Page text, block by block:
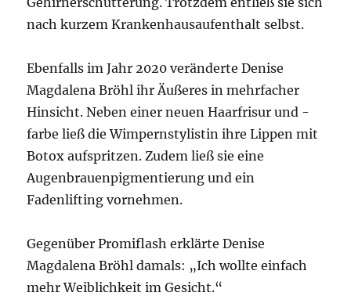
nach kurzem Krankenhausaufenthalt selbst.
Ebenfalls im Jahr 2020 veränderte Denise
Magdalena Bröhl ihr Äußeres in mehrfacher
Hinsicht. Neben einer neuen Haarfrisur und -
farbe ließ die Wimpernstylistin ihre Lippen mit
Botox aufspritzen. Zudem ließ sie eine
Augenbrauenpigmentierung und ein
Fadenlifting vornehmen.
Gegenüber Promiflash erklärte Denise
Magdalena Bröhl damals: „Ich wollte einfach
mehr Weiblichkeit im Gesicht.“